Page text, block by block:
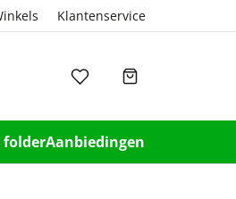
Klantenservice
folderAanbiedingen